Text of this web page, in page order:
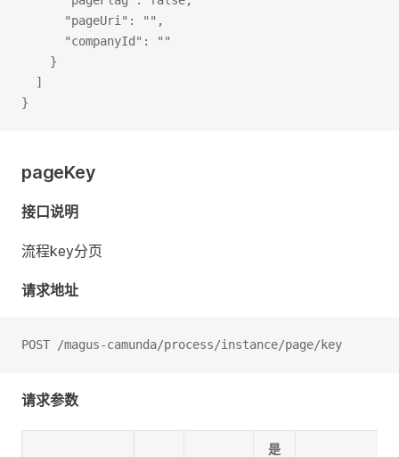
      "pageUri": "",
      "companyId": ""
    }
  ]
}
pageKey
接口说明
流程key分页
请求地址
POST /magus-camunda/process/instance/page/key
请求参数
是